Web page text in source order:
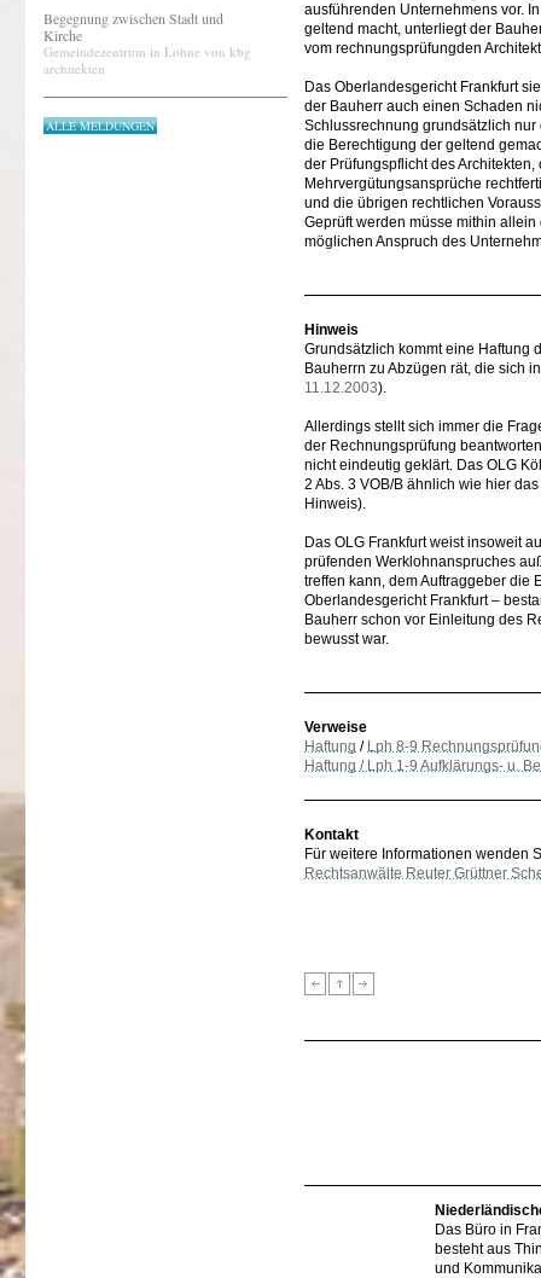
Begegnung zwischen Stadt und
Kirche
Gemeindezentrum in Lohne von kbg
architekten
ALLE MELDUNGEN
ausführenden Unternehmens vor.
geltend macht, unterliegt der
vom rechnungsprüfungden
Das Oberlandesgericht Frankfurt
der Bauherr auch einen Schaden
Schlussrechnung grundsätzlich
die Berechtigung der geltend
der Prüfungspflicht des
Mehrvergütungsansprüche
und die übrigen rechtlichen
Geprüft werden müsse mithin
möglichen Anspruch des
Hinweis
Grundsätzlich kommt eine Haftung
Bauherrn zu Abzügen rät, die sich
11.12.2003).
Allerdings stellt sich immer die
der Rechnungsprüfung
nicht eindeutig geklärt. Das OLG
2 Abs. 3 VOB/B ähnlich wie hier
Hinweis).
Das OLG Frankfurt weist insoweit
prüfenden Werklohnanspruches
treffen kann, dem Auftraggeber die
Oberlandesgericht Frankfurt –
Bauherr schon vor Einleitung des
bewusst war.
Verweise
Haftung / Lph 8-9
Haftung / Lph 1-9 Aufklärungs- u.
Kontakt
Für weitere Informationen wenden
Rechtsanwälte Reuter Grüttner
Das Büro in
besteht aus
und